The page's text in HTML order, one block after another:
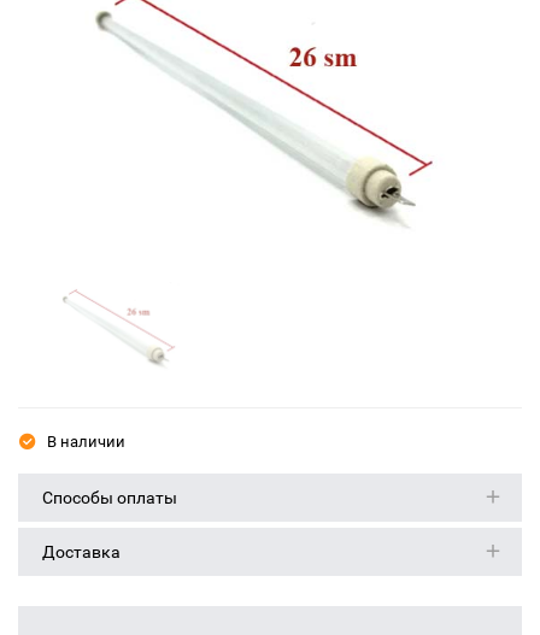
В наличии
Способы оплаты
Доставка